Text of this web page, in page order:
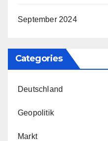
September 2024
Categories
Deutschland
Geopolitik
Markt